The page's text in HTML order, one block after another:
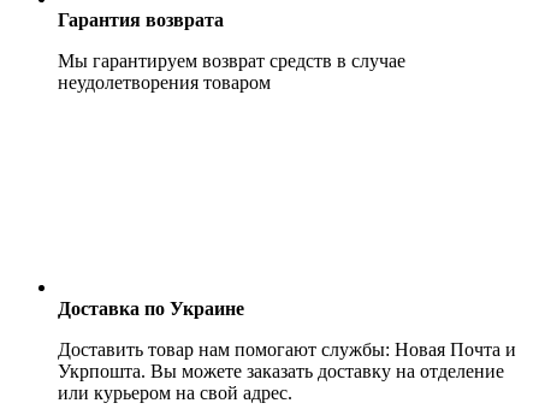
Гарантия возврата
Мы гарантируем возврат средств в случае
неудолетворения товаром
Доставка по Украине
Доставить товар нам помогают службы: Новая Почта и
Укрпошта. Вы можете заказать доставку на отделение
или курьером на свой адрес.